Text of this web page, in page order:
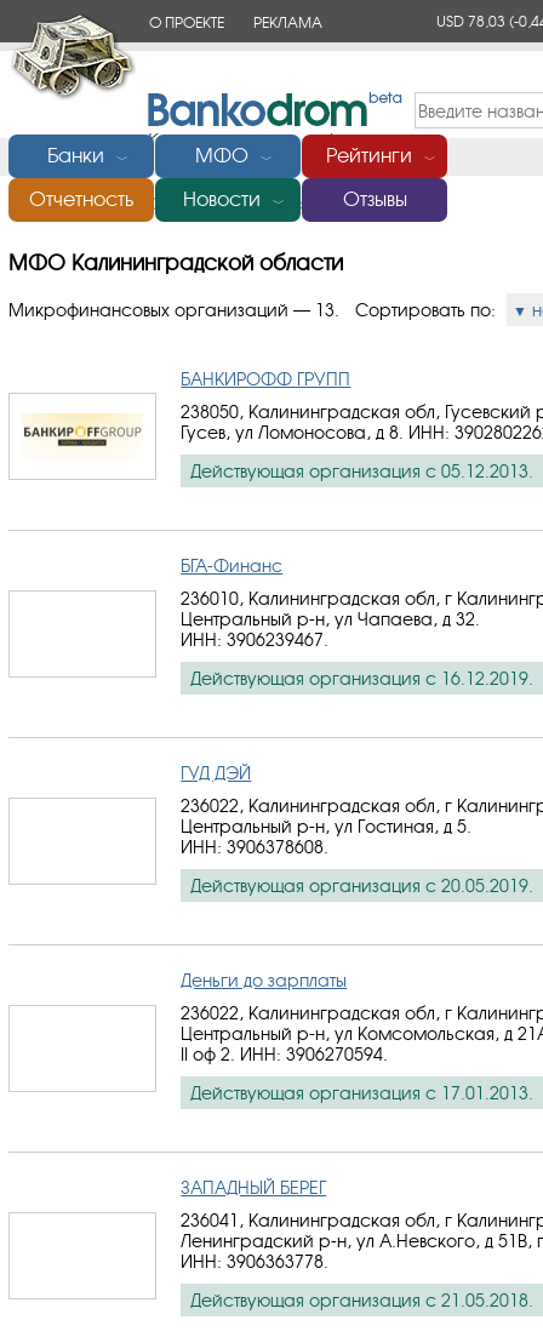
О ПРОЕКТЕ РЕКЛАМА USD 78,03(-
Банки ﹀ МФО ﹀ Рейтинги ﹀
Отчетность Новости ﹀ Отзывы
Главная/МФО Калининградской области
МФО Калининградской области
Микрофинансовых организаций — 13. Сортировать по:
БАНКИРОФФ ГРУПП
238050, Калининградская обл, Гусевский
Гусев, ул Ломоносова, д 8. ИНН:
Действующая организация с 05.12.2013.
БГА-Финанс
236010, Калининградская обл, г
Центральный р-н, ул Чапаева, д 32.
ИНН: 3906239467
Действующая организация с 16.12.2019.
ГУД ДЭЙ
236022, Калининградская обл, г
Центральный р-н, ул Гостиная, д 5.
ИНН: 3906378608
Действующая организация с 20.05.2019.
Деньги до зарплаты
236022, Калининградская обл, г
Центральный р-н, ул Комсомольская, д
II оф 2. ИНН: 3906270594
Действующая организация с 17.01.2013.
ЗАПАДНЫЙ БЕРЕГ
236041, Калининградская обл, г
Ленинградский р-н, ул А.Невского, д 51В,
ИНН: 3906363778
Действующая организация с 21.05.2018.